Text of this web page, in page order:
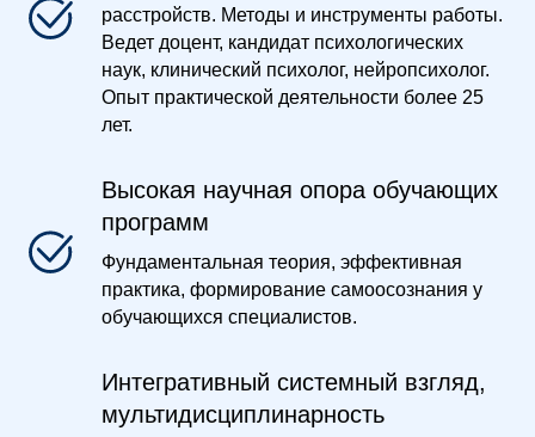
расстройств. Методы и инструменты работы.
Ведет доцент, кандидат психологических
наук, клинический психолог, нейропсихолог.
Опыт практической деятельности более 25
лет.
Высокая научная опора обучающих
программ
Фундаментальная теория, эффективная
практика, формирование самоосознания у
обучающихся специалистов.
Интегративный системный взгляд,
мультидисциплинарность